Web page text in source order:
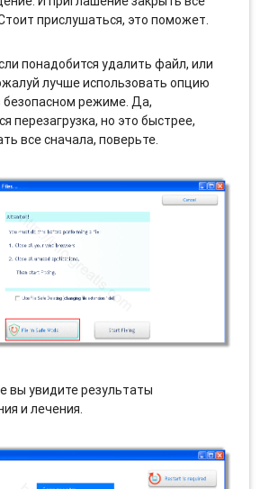
прислушаться, это поможет.
понадобится удалить файл, или
лучше использовать опцию
безопасном режиме. Да,
перезагрузка, но это быстрее,
все сначала, поверьте.
вы увидите результаты
и лечения.